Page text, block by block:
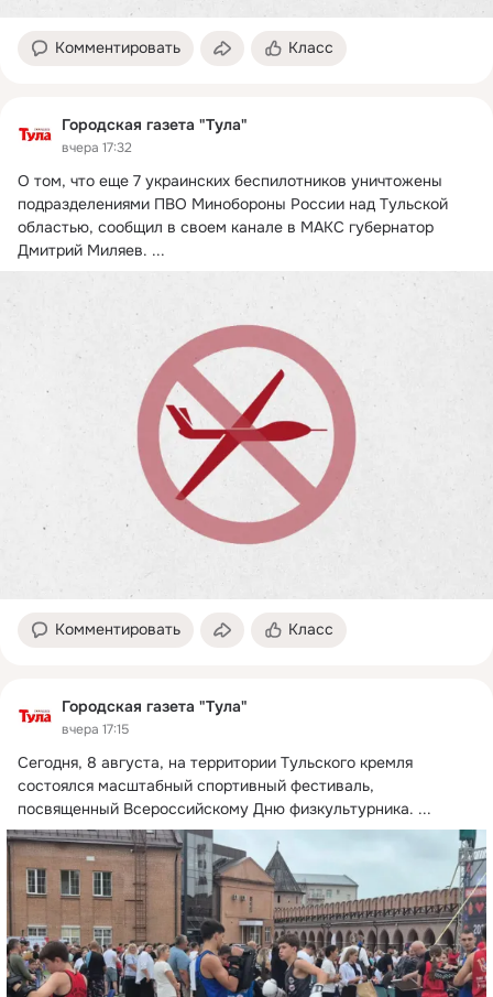
Комментировать Класс
Городская газета "Тула"
вчера 17:32
О том, что еще 7 украинских беспилотников уничтожены
подразделениями ПВО Минобороны России над Тульской
областью, сообщил в своем канале в МАКС губернатор
Дмитрий Миляев. ...
Комментировать Класс
Городская газета "Тула"
вчера 17:15
Сегодня, 8 августа, на территории Тульского кремля
состоялся масштабный спортивный фестиваль,
посвященный Всероссийскому Дню физкультурника. ...